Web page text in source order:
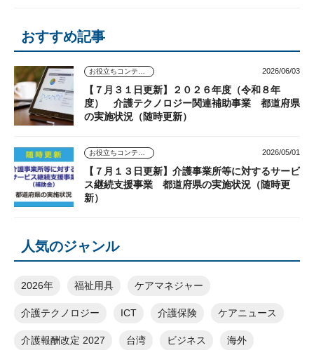
おすすめ記事
お役立ちコンテンツ 2026/06/03
【７月３１日更新】２０２６年度（令和８年
度） 介護テクノロジー関連補助事業 都道府県
の実施状況（随時更新）
お役立ちコンテンツ 2026/05/01
【７月１３日更新】介護事業所等に対するサービ
ス継続支援事業 都道府県の実施状況（随時更
新）
人気のジャンル
2026年 福祉用具 ケアマネジャー
介護テクノロジー ICT 介護保険 ケアニュース
介護報酬改定 2027 台湾 ビジネス 海外